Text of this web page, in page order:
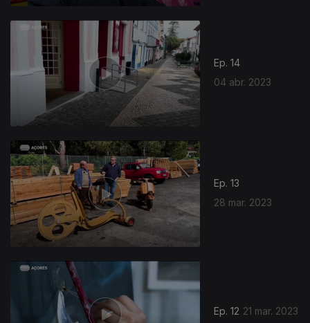
Ep. 14
04 abr. 2023
Ep. 13
28 mar. 2023
Ep. 12 21 mar. 2023